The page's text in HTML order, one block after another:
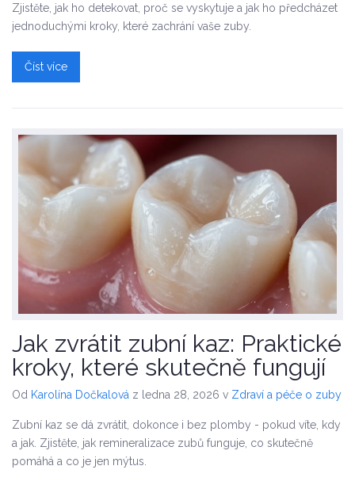
Zjistěte, jak ho detekovat, proč se vyskytuje a jak ho předcházet
jednoduchými kroky, které zachrání vaše zuby.
Číst více
Jak zvrátit zubní kaz: Praktické
kroky, které skutečně fungují
Od Karolína Dočkalová z ledna 28, 2026 v Zdraví a péče o zuby
Zubní kaz se dá zvrátit, dokonce i bez plomby - pokud víte, kdy
a jak. Zjistěte, jak remineralizace zubů funguje, co skutečně
pomáhá a co je jen mýtus.